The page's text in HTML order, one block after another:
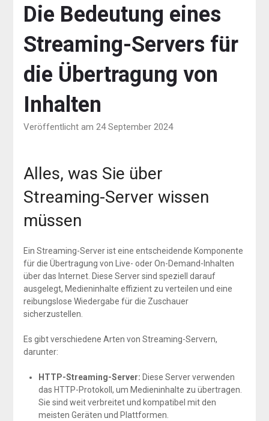
Die Bedeutung eines
Streaming-Servers für
die Übertragung von
Inhalten
Veröffentlicht am 24 September 2024
Alles, was Sie über
Streaming-Server wissen
müssen
Ein Streaming-Server ist eine entscheidende Komponente
für die Übertragung von Live- oder On-Demand-Inhalten
über das Internet. Diese Server sind speziell darauf
ausgelegt, Medieninhalte effizient zu verteilen und eine
reibungslose Wiedergabe für die Zuschauer
sicherzustellen.
Es gibt verschiedene Arten von Streaming-Servern,
darunter:
HTTP-Streaming-Server: Diese Server verwenden
das HTTP-Protokoll, um Medieninhalte zu übertragen.
Sie sind weit verbreitet und kompatibel mit den
meisten Geräten und Plattformen.